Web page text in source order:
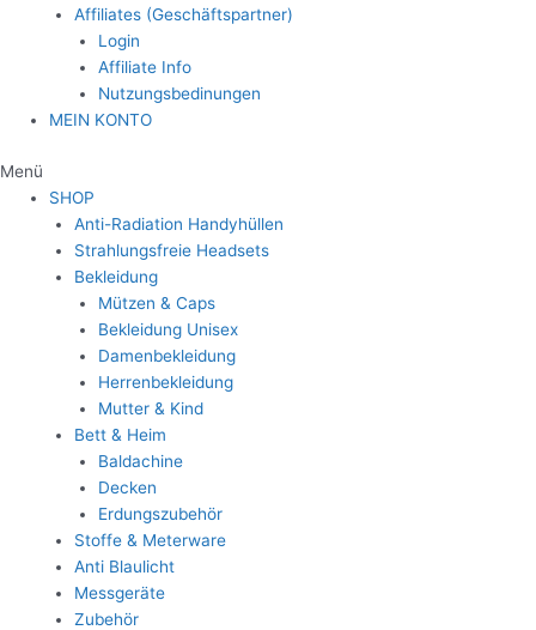
Affiliates (Geschäftspartner)
Login
Affiliate Info
Nutzungsbedinungen
MEIN KONTO
Menü
SHOP
Anti-Radiation Handyhüllen
Strahlungsfreie Headsets
Bekleidung
Mützen & Caps
Bekleidung Unisex
Damenbekleidung
Herrenbekleidung
Mutter & Kind
Bett & Heim
Baldachine
Decken
Erdungszubehör
Stoffe & Meterware
Anti Blaulicht
Messgeräte
Zubehör